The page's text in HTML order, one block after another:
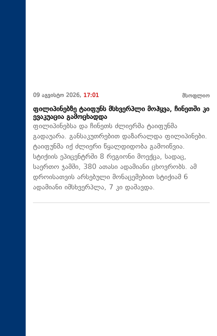
09 აგვისტო 2026, 17:01 მსოფლიო
ფილიპინებზე ტაიფუნს მსხვერპლი მოჰყვა, ჩინეთში კი
ევაკუაცია გამოცხადდა
ფილიპინებსა და ჩინეთს ძლიერმა ტაიფუნმა
გადაუარა. განსაკუთრებით დაზარალდა ფილიპინები.
ტაიფუნმა იქ ძლიერი წყალდიდობა გამოიწვია.
სტიქიის ეპიცენტრში 8 რეგიონი მოექცა, სადაც,
საერთო ჯამში, 380 ათასი ადამიანი ცხოვრობს. ამ
დროისათვის არსებული მონაცემებით სტიქიამ 6
ადამიანი იმსხვერპლა, 7 კი დაშავდა.